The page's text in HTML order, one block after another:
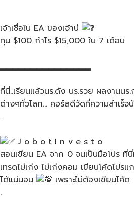
เจ้าเชื่อใน​ EA​ ของเจ้าบ่ ​
ทุน​ $100 กำไร​ $15,000 ใน​ 7​ เดือน
▂▂▂▂▂▂▂▂▂▂▂▂▂▂▂
ที่นี่..เรียนแล้วนร.ดัง​ นร.รวย ผลงานนร.​
ต่างๆทั่วโลก… คอร์สดีวัดที่ความสำเร็จ
.
J o b o t I n v e s t o
สอนเขียน EA จาก 0 จนเป็นมือโปร ที่
เทรดไม่เก่ง ไม่เก่งคอม เขียนโค้ดโปร
ได้แน่นอน
เพราะไม่ต้องเขียนโค้ด
.